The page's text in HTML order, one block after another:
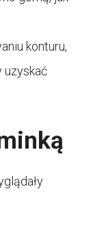
konturu,
uzyskać